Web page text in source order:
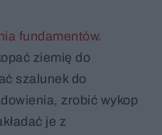
fundamentów.
ziemię do
szalunek do
zrobić wykop
je z